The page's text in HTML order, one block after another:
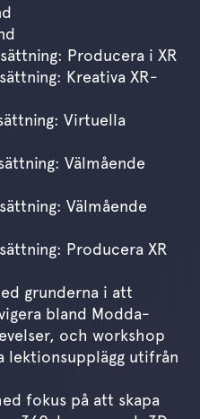
Producera i XR
Kreativa XR-
Virtuella
Välmående
Välmående
Producera XR
grunderna i att
bland Modda-
och workshop
utifrån
fokus på att skapa